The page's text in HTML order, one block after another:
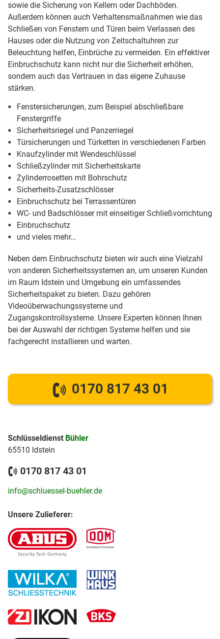
sowie die Sicherung von Kellern oder Dachböden.
Außerdem können auch Verhaltensmaßnahmen wie das
Schließen von Fenstern und Türen beim Verlassen des
Hauses oder die Nutzung von Zeitschaltuhren zur
Beleuchtung helfen, Einbrüche zu vermeiden. Ein effektiver
Einbruchschutz kann nicht nur die Sicherheit erhöhen,
sondern auch das Vertrauen in das eigene Zuhause
stärken.
Fenstersicherungen, zum Beispiel abschließbare
Fenstergriffe
Sicherheitsriegel und Panzerriegel
Türsicherungen und Türketten in verschiedenen Farben
Knaufzylinder mit Wendeschlüssel
Schließzylinder mit Sicherheitskarte
Zylinderrosetten mit Bohrschutz
Sicherheits-Zusatzschlösser
Einbruchschutz bei Terrassentüren
WC- und Badschlösser mit einseitiger Schließvorrichtung
Einbruchschutz
und vieles mehr…
Neben dem Einbruchschutz bieten wir auch eine Vielzahl
von anderen Sicherheitssystemen an, um unseren Kunden
im Raum Idstein und Umgebung ein umfassendes
Sicherheitspaket zu bieten. Dazu gehören
Videoüberwachungssysteme und
Zugangskontrollsysteme. Unsere Experten können Ihnen
bei der Auswahl der richtigen Systeme helfen und sie
fachgerecht installieren und warten.
0170 817 43 01
Schlüsseldienst Bühler
65510 Idstein
0170 817 43 01
info@schluessel-buehler.de
Unsere Zulieferer: